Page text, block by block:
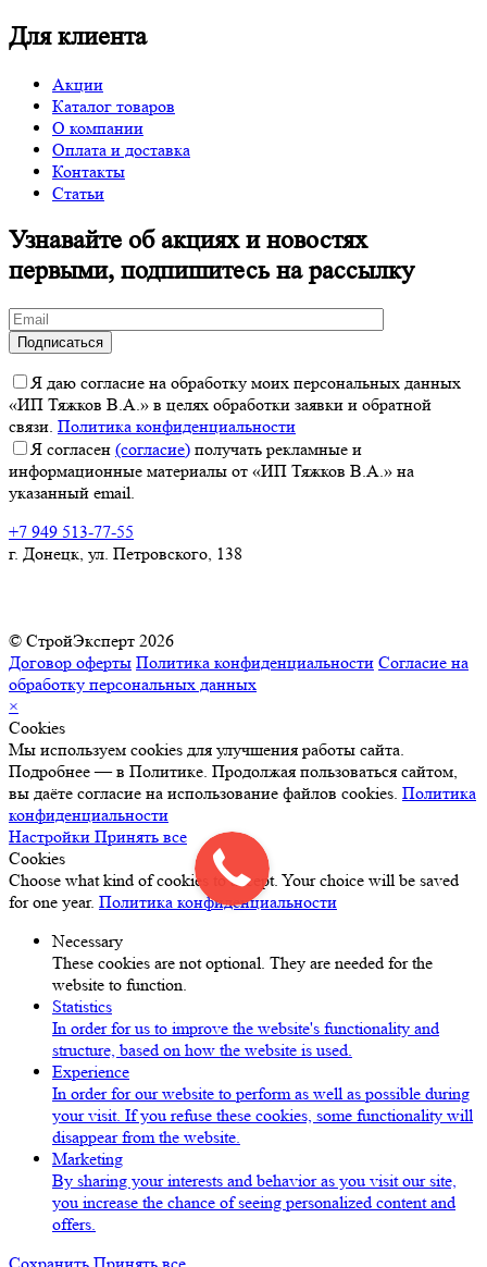
Для клиента
Акции
Каталог товаров
О компании
Оплата и доставка
Контакты
Статьи
Узнавайте об акциях и новостях
первыми, подпишитесь на рассылку
Я даю согласие на обработку моих персональных данных
«ИП Тяжков В.А.» в целях обработки заявки и обратной
связи. Политика конфиденциальности
Я согласен (согласие) получать рекламные и
информационные материалы от «ИП Тяжков В.А.» на
указанный email.
+7 949 513-77-55
г. Донецк, ул. Петровского, 138
© СтройЭксперт 2026
Договор оферты Политика конфиденциальности Согласие на
обработку персональных данных
×
Cookies
Мы используем cookies для улучшения работы сайта.
Подробнее — в Политике. Продолжая пользоваться сайтом,
вы даёте согласие на использование файлов cookies. Политика
конфиденциальности
Настройки Принять все
Cookies
Choose what kind of cookies to accept. Your choice will be saved
for one year. Политика конфиденциальности
Necessary
These cookies are not optional. They are needed for the
website to function.
Statistics
In order for us to improve the website's functionality and
structure, based on how the website is used.
Experience
In order for our website to perform as well as possible during
your visit. If you refuse these cookies, some functionality will
disappear from the website.
Marketing
By sharing your interests and behavior as you visit our site,
you increase the chance of seeing personalized content and
offers.